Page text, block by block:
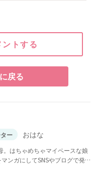
トする
戻る
ー おはな
。はちゃめちゃマイペースな娘
ンガにしてSNSやブログで発